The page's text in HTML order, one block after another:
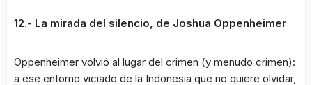
12.- La mirada del silencio, de Joshua Oppenheimer
Oppenheimer volvió al lugar del crimen (y menudo crimen):
a ese entorno viciado de la Indonesia que no quiere olvidar,